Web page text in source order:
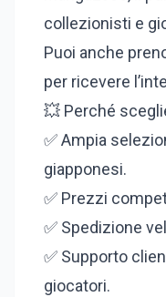
collezionisti e
Puoi anche
per ricevere
💥 Perché
✅ Ampia
giapponesi.
✅ Prezzi
✅ Spedizione
✅ Supporto
giocatori.